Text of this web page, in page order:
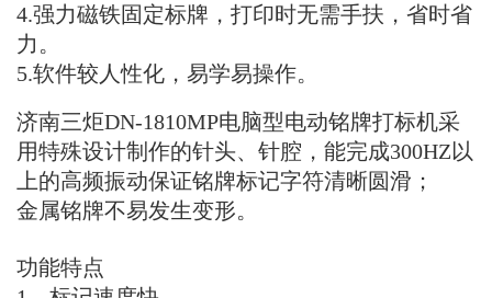
4.强力磁铁固定标牌，打印时无需手扶，省时省
力。
5.软件较人性化，易学易操作。
济南三炬DN-1810MP电脑型电动铭牌打标机采
用特殊设计制作的针头、针腔，能完成300HZ以
上的高频振动保证铭牌标记字符清晰圆滑；
金属铭牌不易发生变形。
功能特点